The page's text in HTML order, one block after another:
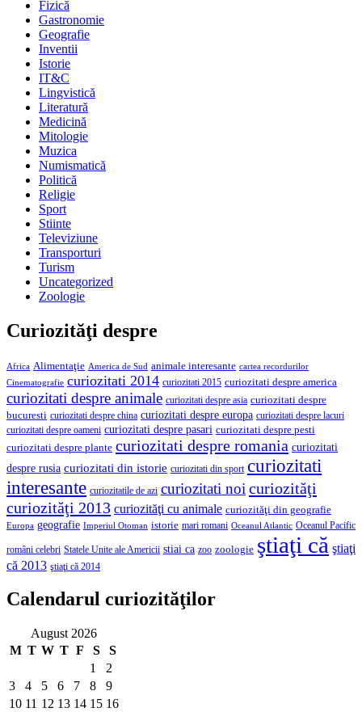
Fizică
Gastronomie
Geografie
Inventii
Istorie
IT&C
Lingvistică
Literatură
Medicină
Mitologie
Muzica
Numismatică
Politică
Religie
Sport
Stiinte
Televiziune
Transporturi
Turism
Uncategorized
Zoologie
Curiozităţi despre
Africa Alimentaţie America de Sud animale interesante cartea recordurilor
Cinematografie curiozitati 2014 curiozitati 2015 curiozitati despre america
curiozitati despre animale curiozitati despre asia curiozitati despre
bucuresti curiozitati despre china curiozitati despre europa curiozitati despre lacuri
curiozitati despre oameni curiozitati despre pasari curiozitati despre pesti
curiozitati despre plante curiozitati despre romania curiozitati
despre rusia curiozitati din istorie curiozitati din sport curiozitati
interesante curiozitatile de azi curiozitati noi curiozităţi
curiozităţi 2013 curiozităţi cu animale curiozităţi din geografie
Europa geografie Imperiul Otoman istorie mari romani Oceanul Atlantic Oceanul Pacific
români celebri Statele Unite ale Americii stiai ca zoo zoologie ştiaţi că ştiaţi
că 2013 ştiaţi că 2014
Calendarul curiozităţilor
August 2026
M T W T F S
S
1
2
3
4 5 6 7 8
9
10 11 12 13 14 15 16